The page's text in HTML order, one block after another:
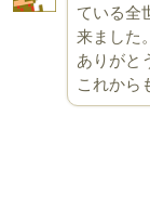
ている全
来ました。
ありがと
これから